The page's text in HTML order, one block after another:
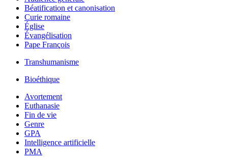
Béatification et canonisation
Curie romaine
Église
Évangélisation
Pape François
Transhumanisme
Bioéthique
Avortement
Euthanasie
Fin de vie
Genre
GPA
Intelligence artificielle
PMA